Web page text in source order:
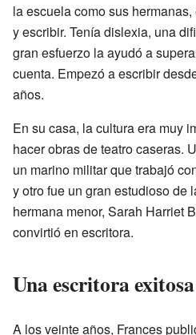
la escuela como sus
y escribir. Tenía dislexia, una
gran esfuerzo la ayudó a
cuenta. Empezó a escribir
años.
En su casa, la cultura era muy
hacer obras de teatro caseras.
un marino militar que trabajó
y otro fue un gran estudioso de
hermana menor, Sarah Harriet
convirtió en escritora.
Una escritora exitosa
A los veinte años, Frances